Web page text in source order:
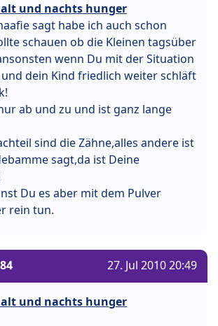
alt und nachts hunger
sagt habe ich auch schon
schauen ob die Kleinen tagsüber
wenn Du mit der Situation
dein Kind friedlich weiter schläft
ab und zu und ist ganz lange
sind die Zähne,alles andere ist
sagt,da ist Deine
Du es aber mit dem Pulver
rein tun.
27. Jul 2010 20:49
alt und nachts hunger